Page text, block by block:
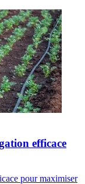
efficace
pour maximiser